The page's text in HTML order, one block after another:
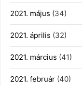
2021. május (34)
2021. április (32)
2021. március (41)
2021. február (40)